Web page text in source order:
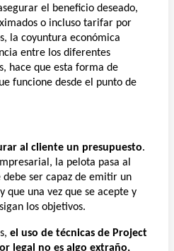
el beneficio deseado,
o incluso tarifar por
la coyuntura económica
entre los diferentes
hace que esta forma de
funcione desde el punto de
al cliente un presupuesto.
la pelota pasa al
ser capaz de emitir un
que una vez que se acepte y
los objetivos.
el uso de técnicas de Project
legal no es algo extraño,